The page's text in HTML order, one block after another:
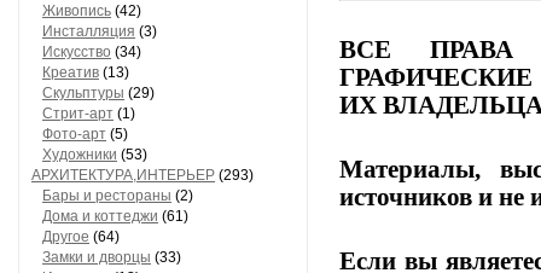
Живопись (42)
Инсталляция (3)
Искусство (34)
Креатив (13)
Скульптуры (29)
Стрит-арт (1)
Фото-арт (5)
Художники (53)
АРХИТЕКТУРА,ИНТЕРЬЕР (293)
Бары и рестораны (2)
Дома и коттеджи (61)
Другое (64)
Замки и дворцы (33)
ВСЕ ПРАВА
ГРАФИЧЕСКИЕ
ИХ
Материалы,
источников и не
Если вы